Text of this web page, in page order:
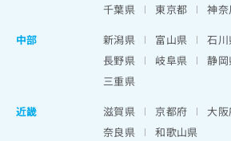
千葉県
東京都 神
中部
新潟県 富山県 石川
長野県
岐阜県 静岡
三重県
近畿
滋賀県 京都府 大阪
奈良県
和歌山県